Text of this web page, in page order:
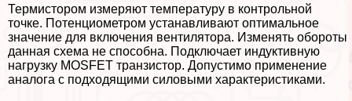
Термистором измеряют температуру в контрольной
точке. Потенциометром устанавливают оптимальное
значение для включения вентилятора. Изменять обороты
данная схема не способна. Подключает индуктивную
нагрузку MOSFET транзистор. Допустимо применение
аналога с подходящими силовыми хаpaктеристиками.